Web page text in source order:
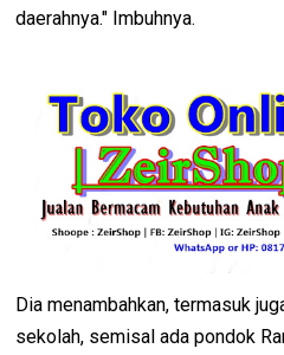
daerahnya." Imbuhnya.
Dia menambahkan, termasuk
sekolah, semisal ada pondok